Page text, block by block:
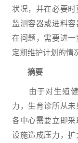
状况，并在必要
监测容器或进料
在问题，需要进
定期维护计划的情
摘要
由于对生殖健
力，生育诊所从未
各中心需要立即
设施造成压力，